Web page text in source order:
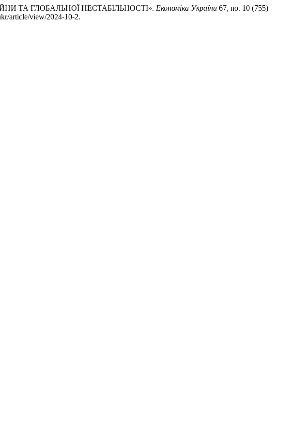
ТА ГЛОБАЛЬНОЇ НЕСТАБІЛЬНОСТІ». Економіка України 67, no. 10 (755)
article/view/2024-10-2.